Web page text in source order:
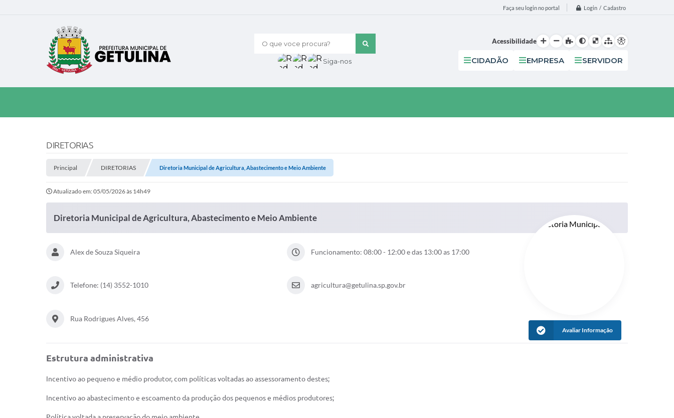
Faça seu login no portal Login / Cadastro
O que voce procura?
Siga-nos
Acessibilidade
CIDADÃO EMPRESA SERVIDOR
DIRETORIAS
Principal DIRETORIAS Diretoria Municipal de Agricultura, Abastecimento e Meio Ambiente
Atualizado em: 05/05/2026 às 14h49
Diretoria Municipal de Agricultura, Abastecimento e Meio Ambiente
Alex de Souza Siqueira Funcionamento: 08:00 - 12:00 e das 13:00 as 17:00
Telefone: (14) 3552-1010 agricultura@getulina.sp.gov.br
Rua Rodrigues Alves, 456
Avaliar Informação
Estrutura administrativa
Incentivo ao pequeno e médio produtor, com políticas voltadas ao assessoramento destes;
Incentivo ao abastecimento e escoamento da produção dos pequenos e médios produtores;